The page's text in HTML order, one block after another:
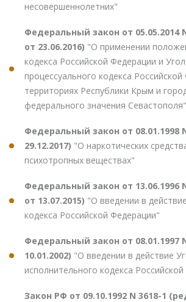
несовершеннолетних"
Федеральный закон от 05.05.2014
от 23.06.2016) "О применении
кодекса Российской Федерации и
процессуального кодекса
территориях Республики Крым и
федерального значения Севастополя"
Федеральный закон от 08.01.1998
29.12.2017) "О наркотических
психотропных веществах"
Федеральный закон от 13.06.1996
от 13.07.2015) "О введении в
кодекса Российской Федерации"
Федеральный закон от 08.01.1997
10.01.2002) "О введении в действие
исполнительного кодекса
Закон РФ от 09.10.1992 N 3618-1